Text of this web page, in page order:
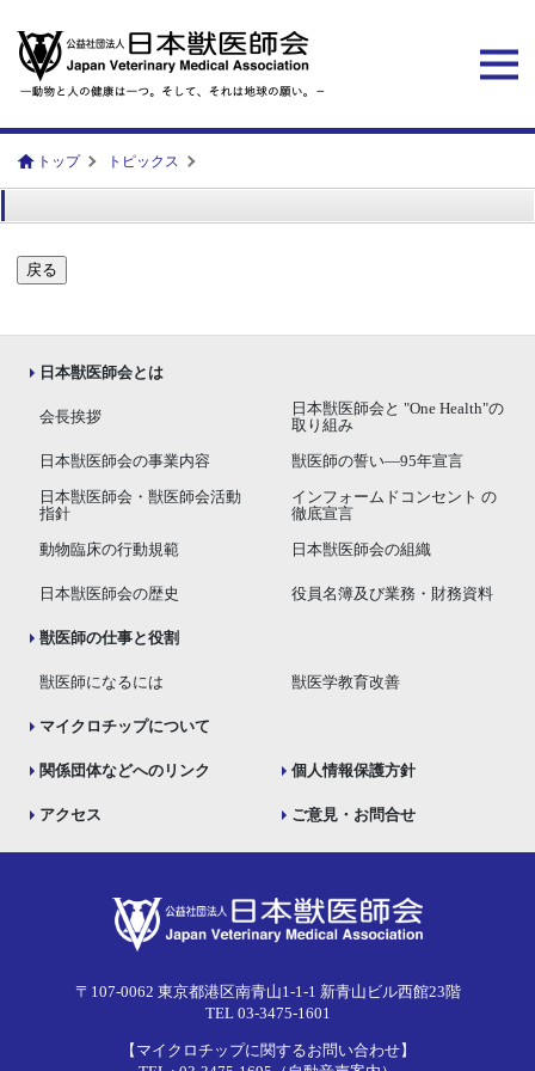
トップ トピックス
戻る
日本獣医師会とは
会長挨拶
日本獣医師会と "One Health"の
取り組み
日本獣医師会の事業内容 獣医師の誓い―95年宣言
日本獣医師会・獣医師会活動
指針
インフォームドコンセント の
徹底宣言
動物臨床の行動規範 日本獣医師会の組織
日本獣医師会の歴史 役員名簿及び業務・財務資料
獣医師の仕事と役割
獣医師になるには 獣医学教育改善
マイクロチップについて
関係団体などへのリンク 個人情報保護方針
アクセス ご意見・お問合せ
〒107-0062 東京都港区南青山1-1-1 新青山ビル西館23階
TEL 03-3475-1601
【マイクロチップに関するお問い合わせ】